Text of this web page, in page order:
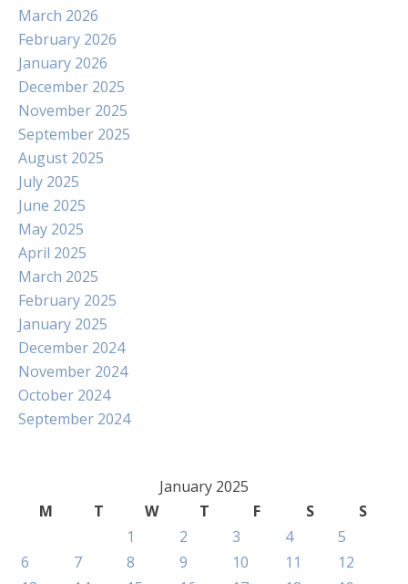
March 2026
February 2026
January 2026
December 2025
November 2025
September 2025
August 2025
July 2025
June 2025
May 2025
April 2025
March 2025
February 2025
January 2025
December 2024
November 2024
October 2024
September 2024
January 2025
M
T W T F S
S
1
2 3 4
5
6
7 8 9 10 11
12